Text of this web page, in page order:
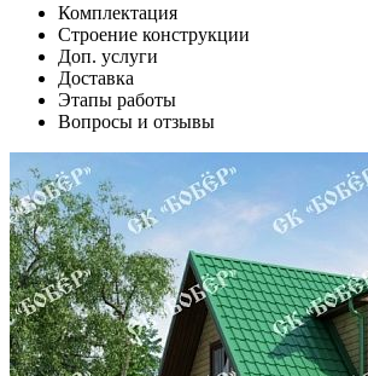
Комплектация
Cтроение конструкции
Доп. услуги
Доставка
Этапы работы
Вопросы и отзывы